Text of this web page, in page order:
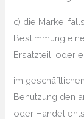
c) die Marke,
Bestimmung
Ersatzteil, oder
im
Benutzung den
oder Handel